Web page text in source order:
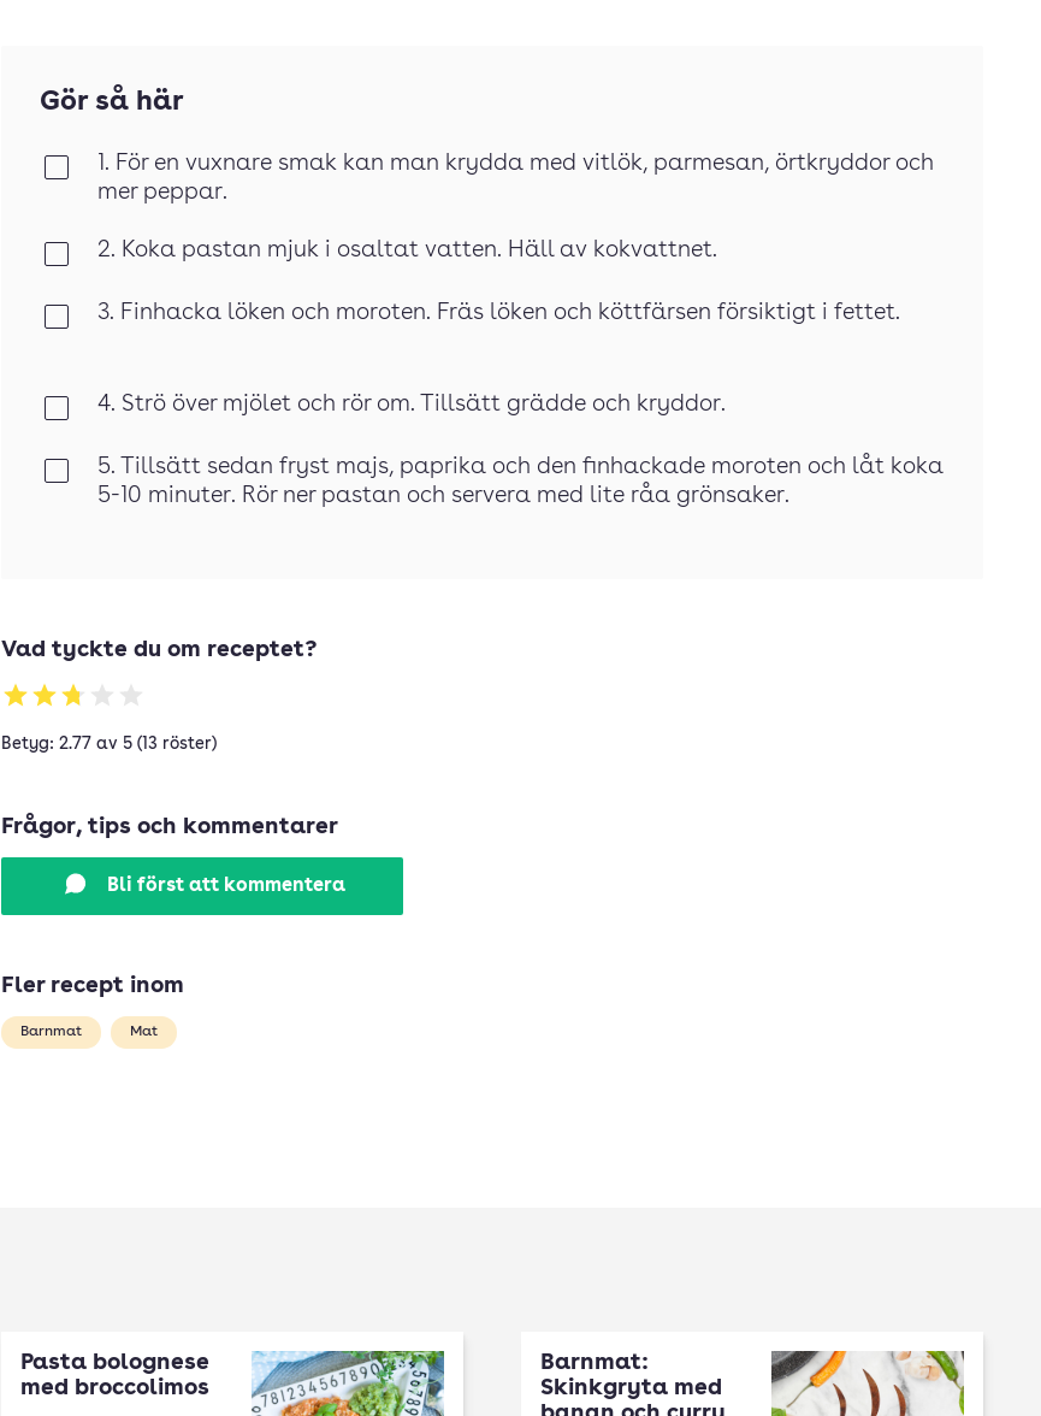
Gör så här
1. För en vuxnare smak kan man krydda med vitlök, parmesan, örtkryddor och
mer peppar.
2. Koka pastan mjuk i osaltat vatten. Häll av kokvattnet.
3. Finhacka löken och moroten. Fräs löken och köttfärsen försiktigt i fettet.
4. Strö över mjölet och rör om. Tillsätt grädde och kryddor.
5. Tillsätt sedan fryst majs, paprika och den finhackade moroten och låt koka
5-10 minuter. Rör ner pastan och servera med lite råa grönsaker.
Vad tyckte du om receptet?
Betyg: 2.77 av 5 (13 röster)
Frågor, tips och kommentarer
Bli först att kommentera
Fler recept inom
Barnmat Mat
Pasta bolognese
med broccolimos
Barnmat:
Skinkgryta med